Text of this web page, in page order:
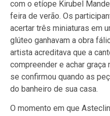
com o etíope Kirubel
feira de verão. Os
acertar três miniaturas em
glúteo ganhavam a obra
artista acreditava que a
compreender e achar
se confirmou quando as
do banheiro de sua casa.
O momento em que